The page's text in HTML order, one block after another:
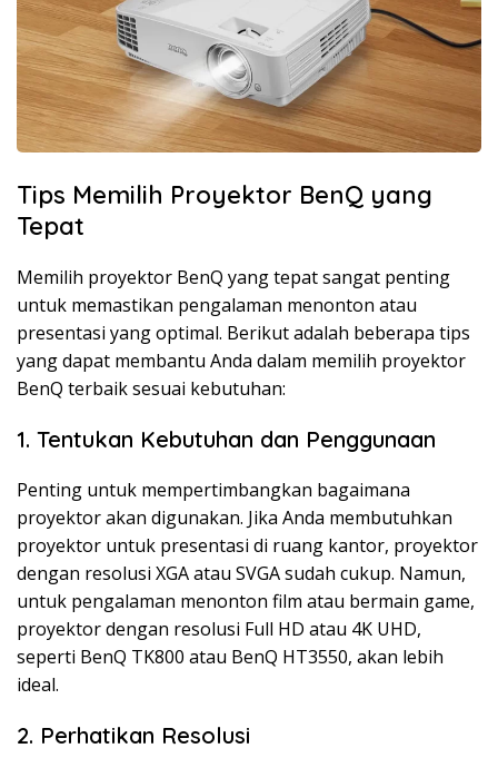
Tips Memilih Proyektor BenQ yang
Tepat
Memilih proyektor BenQ yang tepat sangat penting
untuk memastikan pengalaman menonton atau
presentasi yang optimal. Berikut adalah beberapa tips
yang dapat membantu Anda dalam memilih proyektor
BenQ terbaik sesuai kebutuhan:
1. Tentukan Kebutuhan dan Penggunaan
Penting untuk mempertimbangkan bagaimana
proyektor akan digunakan. Jika Anda membutuhkan
proyektor untuk presentasi di ruang kantor, proyektor
dengan resolusi XGA atau SVGA sudah cukup. Namun,
untuk pengalaman menonton film atau bermain game,
proyektor dengan resolusi Full HD atau 4K UHD,
seperti BenQ TK800 atau BenQ HT3550, akan lebih
ideal.
2. Perhatikan Resolusi